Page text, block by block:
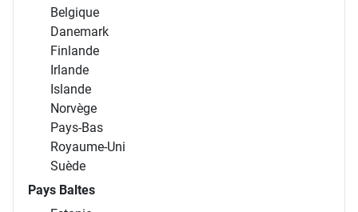
Belgique
Danemark
Finlande
Irlande
Islande
Norvège
Pays-Bas
Royaume-Uni
Suède
Pays Baltes